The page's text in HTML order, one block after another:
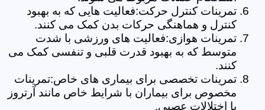
تمرینات کنترل حرکت:فعالیت هایی که به بهبود
کنترل و هماهنگی حرکات بدن کمک می کنند.
تمرینات هوازی:فعالیت های ورزشی با شدت
متوسط که به بهبود قدرت قلبی و تنفسی کمک می
کنند.
تمرینات تخصصی برای بیماری های خاص:تمرینات
مخصوص برای بیماران با شرایط خاص مانند آرتروز
یا اختلالات عصبی.